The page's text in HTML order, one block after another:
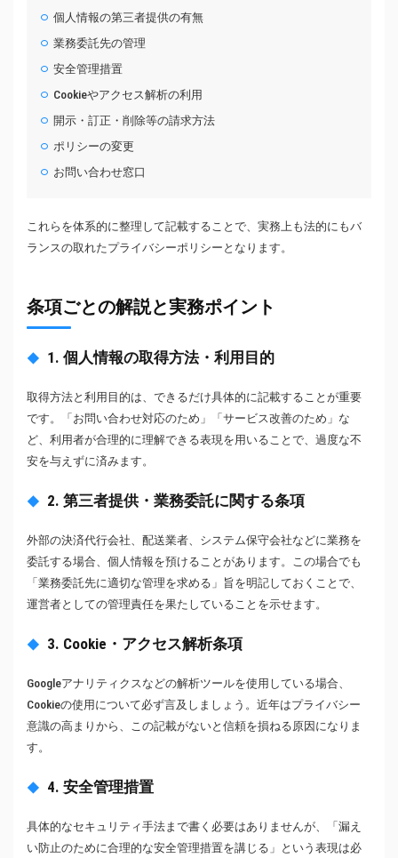
個人情報の第三者提供の有無
業務委託先の管理
安全管理措置
Cookieやアクセス解析の利用
開示・訂正・削除等の請求方法
ポリシーの変更
お問い合わせ窓口
これらを体系的に整理して記載することで、実務上も法的にもバ
ランスの取れたプライバシーポリシーとなります。
条項ごとの解説と実務ポイント
1. 個人情報の取得方法・利用目的
取得方法と利用目的は、できるだけ具体的に記載することが重要
です。「お問い合わせ対応のため」「サービス改善のため」な
ど、利用者が合理的に理解できる表現を用いることで、過度な不
安を与えずに済みます。
2. 第三者提供・業務委託に関する条項
外部の決済代行会社、配送業者、システム保守会社などに業務を
委託する場合、個人情報を預けることがあります。この場合でも
「業務委託先に適切な管理を求める」旨を明記しておくことで、
運営者としての管理責任を果たしていることを示せます。
3. Cookie・アクセス解析条項
Googleアナリティクスなどの解析ツールを使用している場合、
Cookieの使用について必ず言及しましょう。近年はプライバシー
意識の高まりから、この記載がないと信頼を損ねる原因になりま
す。
4. 安全管理措置
具体的なセキュリティ手法まで書く必要はありませんが、「漏え
い防止のために合理的な安全管理措置を講じる」という表現は必